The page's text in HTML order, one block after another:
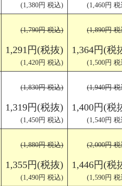
(1,380円 税込) (1,460円
(1,790円 税込)
1,291円(税抜)
(1,420円 税込)
(1,890円
1,364円(税
(1,500円
(1,830円 税込)
1,319円(税抜)
(1,450円 税込)
(1,940円
1,400円(税
(1,540円
(1,880円 税込)
1,355円(税抜)
(1,490円 税込)
(2,000円
1,446円(税
(1,590円